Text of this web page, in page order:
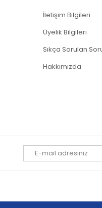
İletişim Bilgileri
Üyelik Bilgileri
Sıkça Sorulan
Hakkımızda